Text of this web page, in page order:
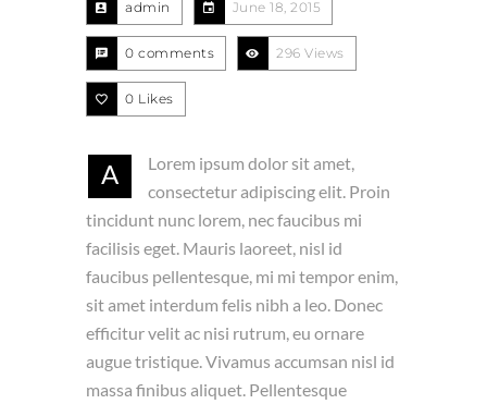
admin June 18, 2015
0 comments 296 Views
0 Likes
A
Lorem ipsum dolor sit amet,
consectetur adipiscing elit. Proin
tincidunt nunc lorem, nec faucibus mi
facilisis eget. Mauris laoreet, nisl id
faucibus pellentesque, mi mi tempor enim,
sit amet interdum felis nibh a leo. Donec
efficitur velit ac nisi rutrum, eu ornare
augue tristique. Vivamus accumsan nisl id
massa finibus aliquet. Pellentesque